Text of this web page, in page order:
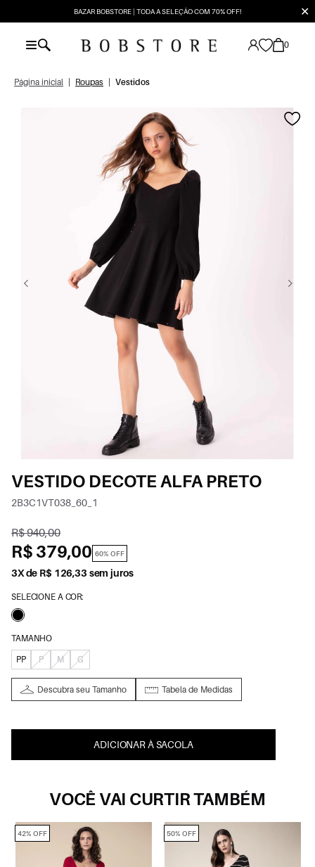
BAZAR BOBSTORE | TODA A SELEÇÃO COM 70% OFF! ✕
0
Página inicial Roupas Vestidos
VESTIDO DECOTE ALFA PRETO
2B3C1VT038_60_1
R$ 940,00
R$ 379,00 60% OFF
3X de R$ 126,33 sem juros
SELECIONE A COR:
TAMANHO
PP
P M G
Descubra seu Tamanho Tabela de Medidas
ADICIONAR À SACOLA
VOCÊ VAI CURTIR TAMBÉM
42% OFF 50% OFF